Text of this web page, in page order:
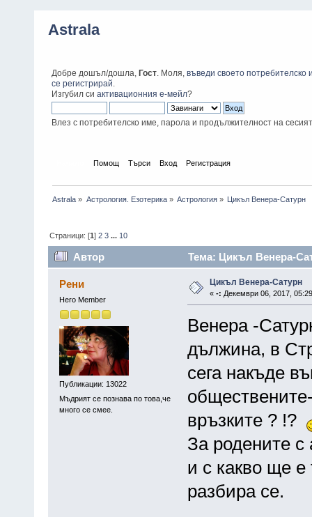
Astrala
Добре дошъл/дошла, Гост . Моля, въведи своето потребителско
се регистрирай
Изгубил си активационния е-мейл?
Влез с потребителско име, парола и продължителност на
Помощ Търси Вход Регистрация
Astrala » Астрология. Езотерика» Астрология» Цикъл Венера-Сатурн
Страници: [1]2 3 ... 10
Автор Тема: Цикъл Венера-
Рени
Hero Member
Публикации: 13022
Мъдрият се познава по това,че
много се смее.
Цикъл Венера-Сатурн
« -: Декември 06, 2017,
Венера -
дължина, в
сега накъде
връзките ? !?
За родените с
и с какво ще е
разбира се.